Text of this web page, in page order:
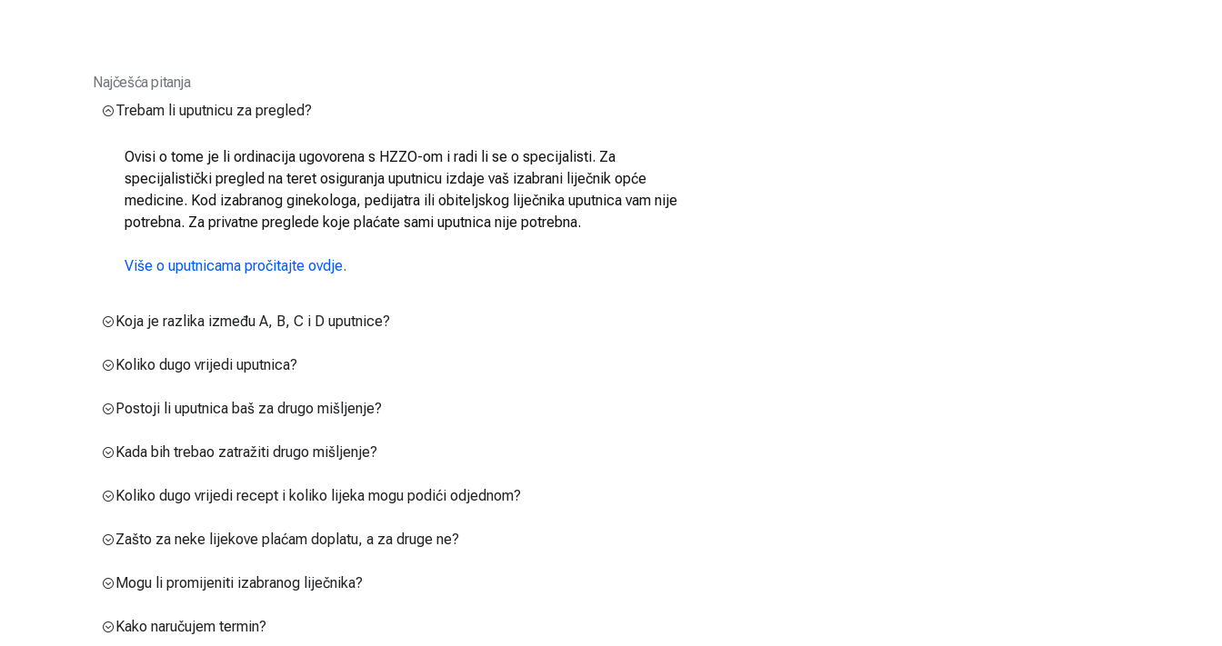
Najčešća pitanja
Trebam li uputnicu za pregled?
Ovisi o tome je li ordinacija ugovorena s HZZO-om i radi li se o specijalisti. Za
specijalistički pregled na teret osiguranja uputnicu izdaje vaš izabrani liječnik opće
medicine. Kod izabranog ginekologa, pedijatra ili obiteljskog liječnika uputnica vam nije
potrebna. Za privatne preglede koje plaćate sami uputnica nije potrebna.
Više o uputnicama pročitajte ovdje.
Koja je razlika između A, B, C i D uputnice?
Koliko dugo vrijedi uputnica?
Postoji li uputnica baš za drugo mišljenje?
Kada bih trebao zatražiti drugo mišljenje?
Koliko dugo vrijedi recept i koliko lijeka mogu podići odjednom?
Zašto za neke lijekove plaćam doplatu, a za druge ne?
Mogu li promijeniti izabranog liječnika?
Kako naručujem termin?